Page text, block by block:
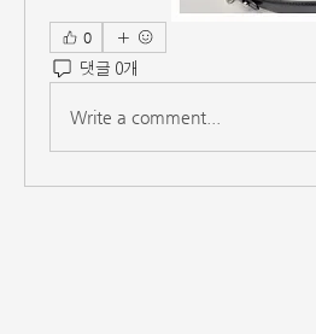
0
댓글 0개
Write a comment...